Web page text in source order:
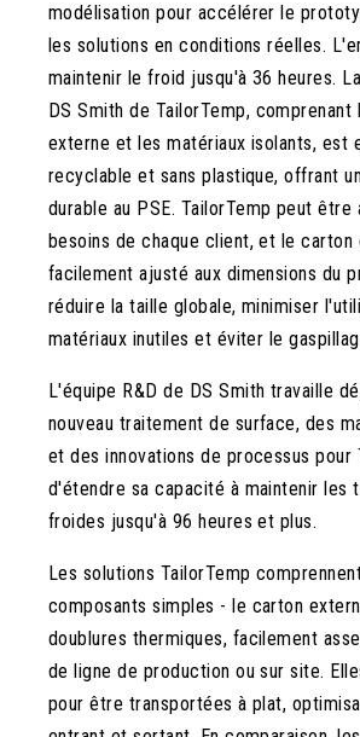
modélisation pour accélérer le
les solutions en conditions réelles.
maintenir le froid jusqu'à 36 heures.
DS Smith de TailorTemp, comprenant
externe et les matériaux isolants, est
recyclable et sans plastique, offrant
durable au PSE. TailorTemp peut être
besoins de chaque client, et le carton
facilement ajusté aux dimensions du
réduire la taille globale, minimiser
matériaux inutiles et éviter le
L'équipe R&D de DS Smith travaille
nouveau traitement de surface, des
et des innovations de processus pour
d'étendre sa capacité à maintenir les
froides jusqu'à 96 heures et plus.
Les solutions TailorTemp
composants simples - le carton
doublures thermiques, facilement
de ligne de production ou sur site.
pour être transportées à plat,